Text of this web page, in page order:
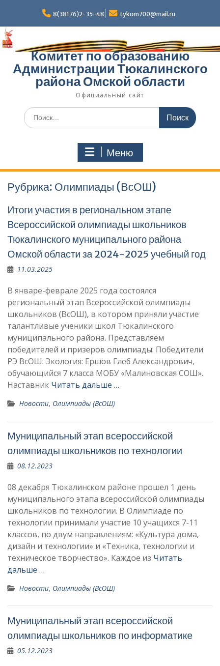
содержимому
8(38176)2-35-48 tykom700@mail.ru
Комитет по образованию
Администрации Тюкалинского
района Омской области
Официальный сайт
Поиск
по:
Меню
Рубрика: Олимпиады (ВсОШ)
Итоги участия в региональном этапе
Всероссийской олимпиады школьников
Тюкалинского муниципального района
Омской области за 2024-2025 учебный год
11.03.2025
В январе-феврале 2025 года состоялся
региональный этап Всероссийской олимпиады
школьников (ВсОШ), в котором приняли участие
талантливые ученики школ Тюкалинского
муниципального района. Представляем
победителей и призеров олимпиады: Победители
РЭ ВсОШ: Экология: Ершов Глеб Александрович,
обучающийся 7 класса МОБУ «Малиновская СОШ».
Наставник Читать дальше …
Новости, Олимпиады (ВсОШ)
Муниципальный этап всероссийской
олимпиады школьников по технологии
08.12.2023
08 декабря Тюкалинском районе прошел 1 день
муниципального этапа всероссийской олимпиады
школьников по технологии. В Олимпиаде по
технологии принимали участие 10 учащихся 7-11
классов, по двум направлениям: «Культура дома,
дизайн и технологии» и «Техника, технологии и
техническое творчество». Каждое из Читать
дальше …
Новости, Олимпиады (ВсОШ)
Муниципальный этап всероссийской
олимпиады школьников по информатике
05.12.2023